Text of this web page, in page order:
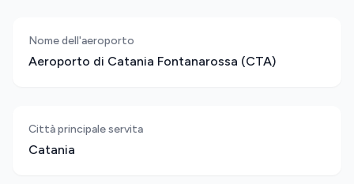
Nome dell'aeroporto
Aeroporto di Catania Fontanarossa (CTA)
Città principale servita
Catania